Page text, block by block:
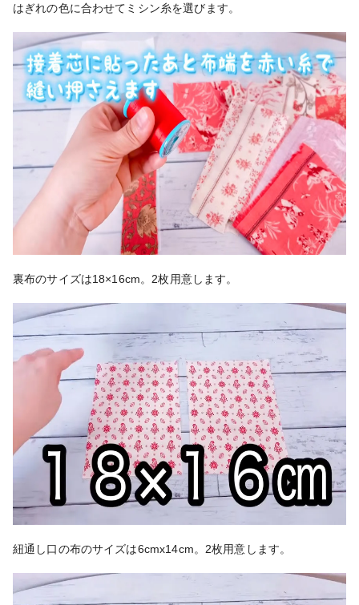
はぎれの色に合わせてミシン糸を選びます。
裏布のサイズは18×16cm。2枚用意します。
紐通し口の布のサイズは6cmx14cm。2枚用意します。